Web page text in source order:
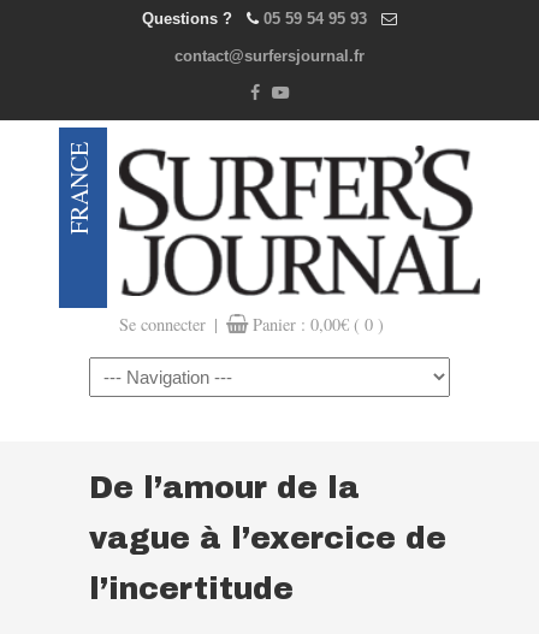
Questions ? 05 59 54 95 93
contact@surfersjournal.fr
Se connecter | Panier : 0,00€ ( 0 )
Navigation
De l’amour de la
vague à l’exercice de
l’incertitude